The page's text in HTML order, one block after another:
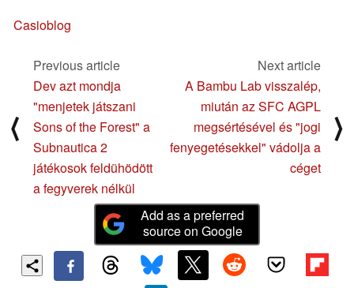
Casioblog
⟨
Previous article
Dev azt mondja
"menjetek játszani
Sons of the Forest" a
Subnautica 2
játékosok feldühödött
a fegyverek nélkül
Next article
A Bambu Lab visszalép,
miután az SFC AGPL
megsértésével és "jogi
fenyegetésekkel" vádolja a
céget
⟩
Add as a preferred
source on Google